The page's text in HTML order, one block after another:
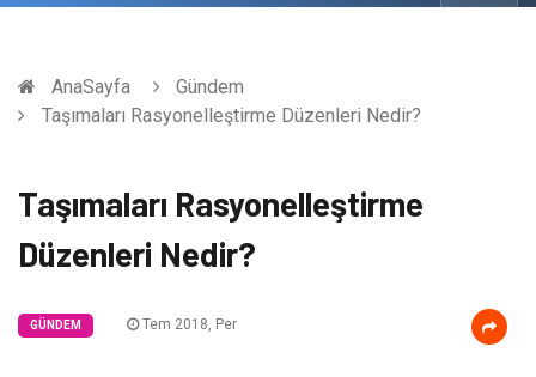
AnaSayfa
Gündem
Taşımaları Rasyonelleştirme Düzenleri Nedir?
Taşımaları Rasyonelleştirme
Düzenleri Nedir?
GÜNDEM Tem 2018, Per